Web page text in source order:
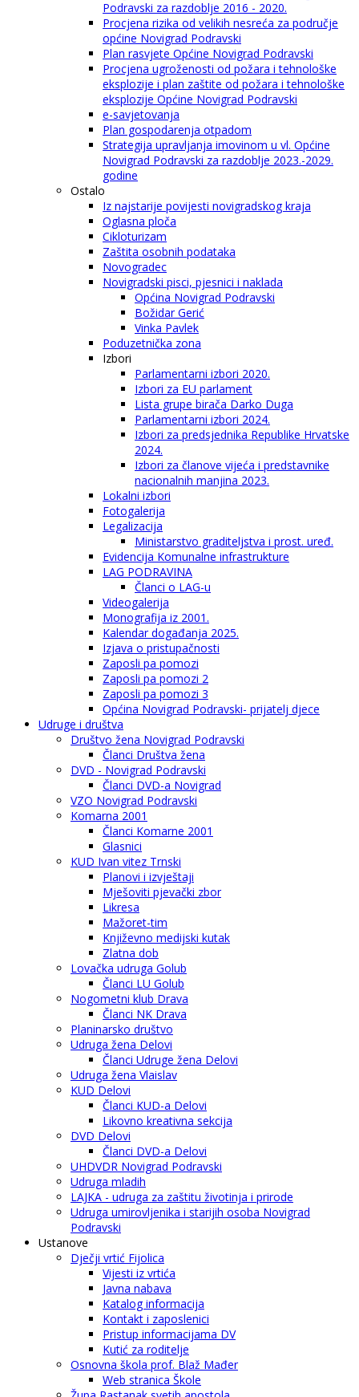
Podravski za razdoblje 2016 - 2020.
Procjena rizika od velikih nesreća za područje
općine Novigrad Podravski
Plan rasvjete Općine Novigrad Podravski
Procjena ugroženosti od požara i tehnološke
eksplozije i plan zaštite od požara i tehnološke
eksplozije Općine Novigrad Podravski
e-savjetovanja
Plan gospodarenja otpadom
Strategija upravljanja imovinom u vl. Općine
Novigrad Podravski za razdoblje 2023.-2029.
godine
Ostalo
Iz najstarije povijesti novigradskog kraja
Oglasna ploča
Cikloturizam
Zaštita osobnih podataka
Novogradec
Novigradski pisci, pjesnici i naklada
Općina Novigrad Podravski
Božidar Gerić
Vinka Pavlek
Poduzetnička zona
Izbori
Parlamentarni izbori 2020.
Izbori za EU parlament
Lista grupe birača Darko Duga
Parlamentarni izbori 2024.
Izbori za predsjednika Republike Hrvatske
2024.
Izbori za članove vijeća i predstavnike
nacionalnih manjina 2023.
Lokalni izbori
Fotogalerija
Legalizacija
Ministarstvo graditeljstva i prost. uređ.
Evidencija Komunalne infrastrukture
LAG PODRAVINA
Članci o LAG-u
Videogalerija
Monografija iz 2001.
Kalendar događanja 2025.
Izjava o pristupačnosti
Zaposli pa pomozi
Zaposli pa pomozi 2
Zaposli pa pomozi 3
Općina Novigrad Podravski- prijatelj djece
Udruge i društva
Društvo žena Novigrad Podravski
Članci Društva žena
DVD - Novigrad Podravski
Članci DVD-a Novigrad
VZO Novigrad Podravski
Komarna 2001
Članci Komarne 2001
Glasnici
KUD Ivan vitez Trnski
Planovi i izvještaji
Mješoviti pjevački zbor
Likresa
Mažoret-tim
Književno medijski kutak
Zlatna dob
Lovačka udruga Golub
Članci LU Golub
Nogometni klub Drava
Članci NK Drava
Planinarsko društvo
Udruga žena Delovi
Članci Udruge žena Delovi
Udruga žena Vlaislav
KUD Delovi
Članci KUD-a Delovi
Likovno kreativna sekcija
DVD Delovi
Članci DVD-a Delovi
UHDVDR Novigrad Podravski
Udruga mladih
LAJKA - udruga za zaštitu životinja i prirode
Udruga umirovljenika i starijih osoba Novigrad
Podravski
Ustanove
Dječji vrtić Fijolica
Vijesti iz vrtića
Javna nabava
Katalog informacija
Kontakt i zaposlenici
Pristup informacijama DV
Kutić za roditelje
Osnovna škola prof. Blaž Mađer
Web stranica Škole